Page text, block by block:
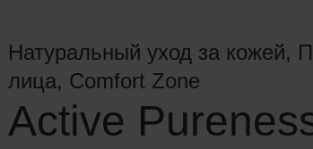
Натуральный уход за кожей,
лица, Comfort Zone
Active